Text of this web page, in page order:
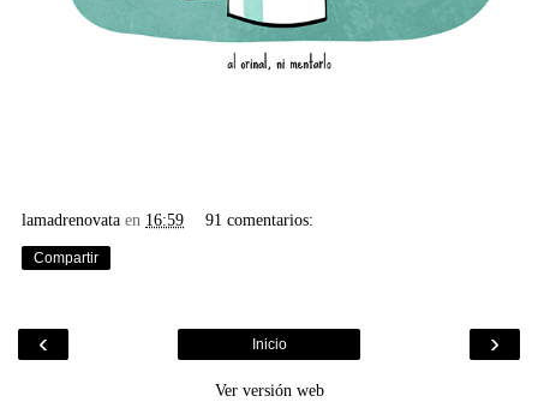
lamadrenovata en 16:59 91 comentarios:
Compartir
‹ ›
Inicio
Ver versión web